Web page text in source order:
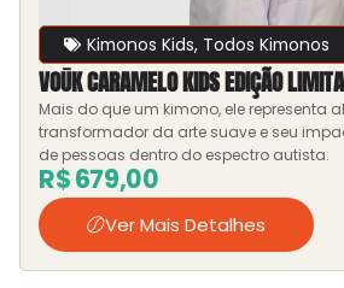
Kimonos Kids, Todos Kimonos
VOŪK CARAMELO KIDS EDIÇÃO
Mais do que um kimono, ele representa
transformador da arte suave e seu
de pessoas dentro do espectro autista.
R$679,00
Ver Mais Detalhes